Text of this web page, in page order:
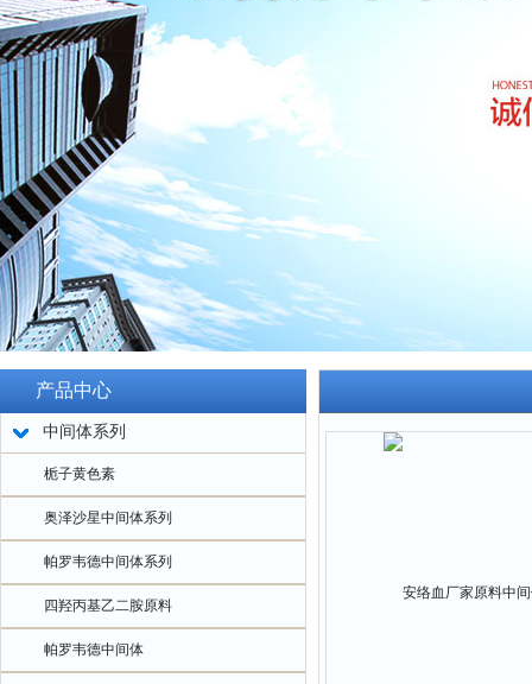
产品中心
中间体系列
栀子黄色素
奥泽沙星中间体系列
帕罗韦德中间体系列
四羟丙基乙二胺原料
帕罗韦德中间体